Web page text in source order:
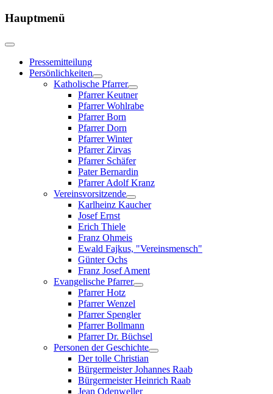
Hauptmenü
Pressemitteilung
Persönlichkeiten
Katholische Pfarrer
Pfarrer Keutner
Pfarrer Wohlrabe
Pfarrer Born
Pfarrer Dorn
Pfarrer Winter
Pfarrer Zirvas
Pfarrer Schäfer
Pater Bernardin
Pfarrer Adolf Kranz
Vereinsvorsitzende
Karlheinz Kaucher
Josef Ernst
Erich Thiele
Franz Ohmeis
Ewald Fajkus, "Vereinsmensch"
Günter Ochs
Franz Josef Ament
Evangelische Pfarrer
Pfarrer Hotz
Pfarrer Wenzel
Pfarrer Spengler
Pfarrer Bollmann
Pfarrer Dr. Büchsel
Personen der Geschichte
Der tolle Christian
Bürgermeister Johannes Raab
Bürgermeister Heinrich Raab
Jean Odenweller